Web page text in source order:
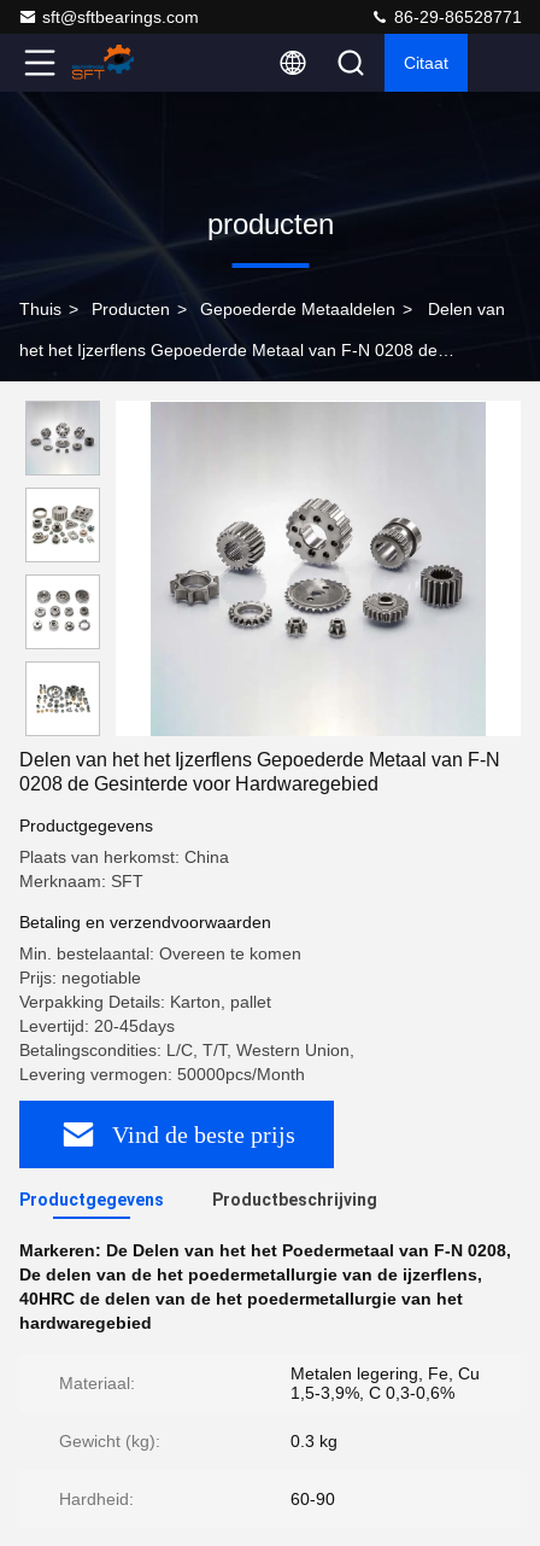
sft@sftbearings.com 86-29-86528771
Citaat
producten
Thuis > Producten > Gepoederde Metaaldelen > Delen van
het het Ijzerflens Gepoederde Metaal van F-N 0208 de
Delen van het het Ijzerflens Gepoederde Metaal van F-N
0208 de Gesinterde voor Hardwaregebied
Productgegevens
Plaats van herkomst: China
Merknaam: SFT
Betaling en verzendvoorwaarden
Min. bestelaantal: Overeen te komen
Prijs: negotiable
Verpakking Details: Karton, pallet
Levertijd: 20-45days
Betalingscondities: L/C, T/T, Western Union,
Levering vermogen: 50000pcs/Month
Vind de beste prijs
Productgegevens Productbeschrijving
Markeren: De Delen van het het Poedermetaal van F-N 0208,
De delen van de het poedermetallurgie van de ijzerflens,
40HRC de delen van de het poedermetallurgie van het
hardwaregebied
Materiaal:
Metalen legering, Fe, Cu
1,5-3,9%, C 0,3-0,6%
Gewicht (kg): 0.3 kg
Hardheid: 60-90